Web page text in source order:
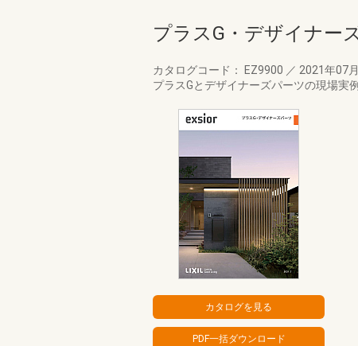
プラスG・デザイナー
カタログコード： EZ9900 ／ 2021年07月
プラスGとデザイナーズパーツの現場実